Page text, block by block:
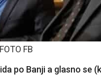
FB
po Banji a glasno se